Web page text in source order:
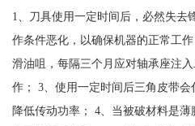
1、刀具使用一定时间后，必然失去
作条件恶化，以确保机器的正常工
滑油咀，每隔三个月应对轴承座注
作； 3、使用一定时间后三角皮带
降低传动功率； 4、当被破材料是